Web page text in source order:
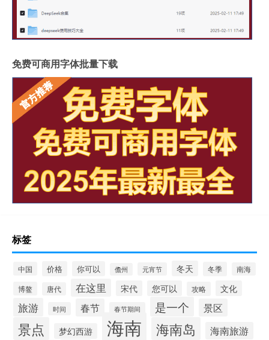
免费可商用字体批量下载
标签
中国 价格 你可以 儋州 元宵节 冬天 冬季 南海
博鳌 唐代 在这里 宋代 您可以 攻略 文化
旅游 时间 春节 春节期间 是一个 景区
景点 梦幻西游 海南 海南岛 海南旅游